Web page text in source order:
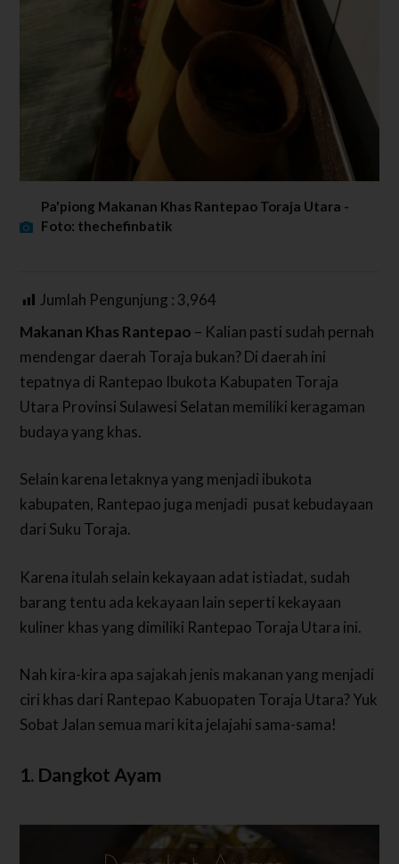
Pa'piong Makanan Khas Rantepao Toraja Utara -
Foto: thechefinbatik
Jumlah Pengunjung : 3,964
Makanan Khas Rantepao – Kalian pasti sudah pernah
mendengar daerah Toraja bukan? Di daerah ini
tepatnya di Rantepao Ibukota Kabupaten Toraja
Utara Provinsi Sulawesi Selatan memiliki keragaman
budaya yang khas.
Selain karena letaknya yang menjadi ibukota
kabupaten, Rantepao juga menjadi pusat kebudayaan
dari Suku Toraja.
Karena itulah selain kekayaan adat istiadat, sudah
barang tentu ada kekayaan lain seperti kekayaan
kuliner khas yang dimiliki Rantepao Toraja Utara ini.
Nah kira-kira apa sajakah jenis makanan yang menjadi
ciri khas dari Rantepao Kabuopaten Toraja Utara? Yuk
Sobat Jalan semua mari kita jelajahi sama-sama!
1. Dangkot Ayam